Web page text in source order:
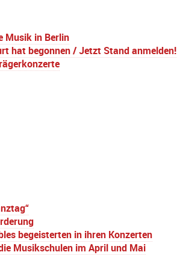
Musik in Berlin
hat begonnen / Jetzt Stand anmelden!
begeisterten in ihren Konzerten
Musikschulen im April und Mai